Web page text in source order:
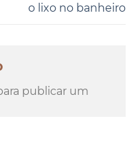
o lixo no banheiro
publicar um